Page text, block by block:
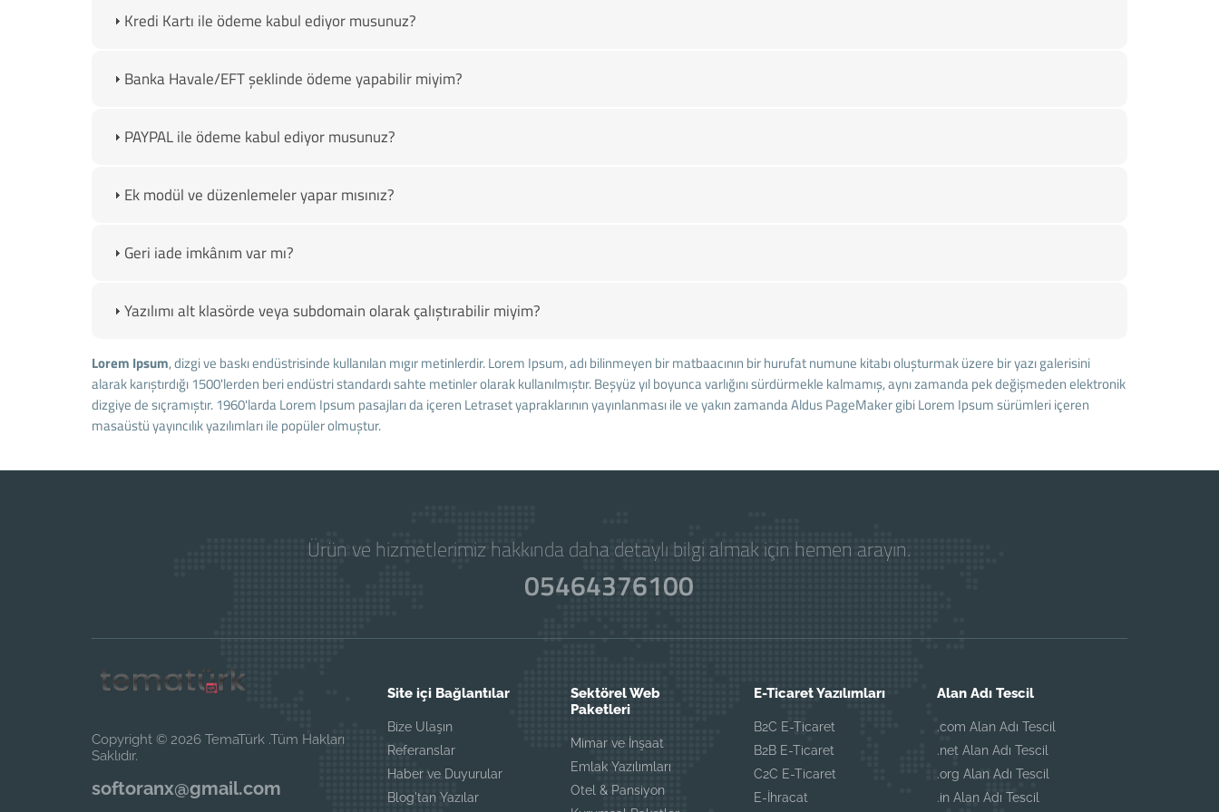
Kredi Kartı ile ödeme kabul ediyor musunuz?
Banka Havale/EFT şeklinde ödeme yapabilir miyim?
PAYPAL ile ödeme kabul ediyor musunuz?
Ek modül ve düzenlemeler yapar mısınız?
Geri iade imkânım var mı?
Yazılımı alt klasörde veya subdomain olarak çalıştırabilir miyim?
Lorem Ipsum, dizgi ve baskı endüstrisinde kullanılan mıgır metinlerdir. Lorem Ipsum, adı bilinmeyen bir matbaacının bir hurufat numune kitabı oluşturmak üzere bir yazı galerisini
alarak karıştırdığı 1500'lerden beri endüstri standardı sahte metinler olarak kullanılmıştır. Beşyüz yıl boyunca varlığını sürdürmekle kalmamış, aynı zamanda pek değişmeden elektronik
dizgiye de sıçramıştır. 1960'larda Lorem Ipsum pasajları da içeren Letraset yapraklarının yayınlanması ile ve yakın zamanda Aldus PageMaker gibi Lorem Ipsum sürümleri içeren
masaüstü yayıncılık yazılımları ile popüler olmuştur.
Ürün ve hizmetlerimiz hakkında daha detaylı bilgi almak için hemen arayın.
05464376100
Copyright © 2026 TemaTürk .Tüm Hakları
Saklıdır.
softoranx@gmail.com
Site içi Bağlantılar
Bize Ulaşın
Referanslar
Haber ve Duyurular
Blog'tan Yazılar
Sektörel Web
Paketleri
Mimar ve İnşaat
Emlak Yazılımları
Otel & Pansiyon
E-Ticaret Yazılımları
B2C E-Ticaret
B2B E-Ticaret
C2C E-Ticaret
E-İhracat
Alan Adı Tescil
.com Alan Adı Tescil
.net Alan Adı Tescil
.org Alan Adı Tescil
.in Alan Adı Tescil